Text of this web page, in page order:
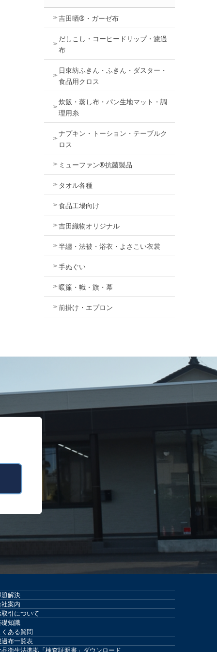
吉田晒®・ガーゼ布
だしこし・コーヒードリップ・濾過
布
日東紡ふきん・ふきん・ダスター・
食品用クロス
炊飯・蒸し布・パン生地マット・調
理用糸
ナプキン・トーション・テーブルク
ロス
ミューファン®抗菌製品
タオル各種
食品工場向け
吉田織物オリジナル
半纏・法被・浴衣・よさこい衣裳
手ぬぐい
暖簾・幟・旗・幕
前掛け・エプロン
解決
案内
引について
知識
ある質問
布一覧表